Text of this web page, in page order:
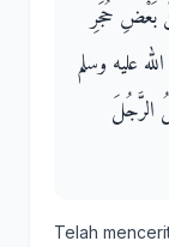
بَعْضِ حُجَرِ
عليه وسلم
الرَّجُلَ
Telah